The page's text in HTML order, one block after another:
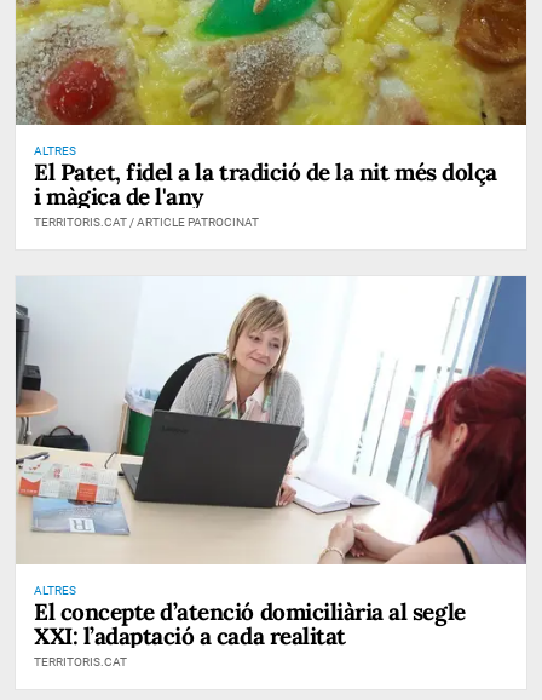
ALTRES
El Patet, fidel a la tradició de la nit més dolça
i màgica de l'any
TERRITORIS.CAT / ARTICLE PATROCINAT
ALTRES
El concepte d’atenció domiciliària al segle
XXI: l’adaptació a cada realitat
TERRITORIS.CAT